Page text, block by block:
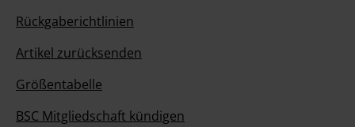
Rückgaberichtlinien
Artikel zurücksenden
Größentabelle
BSC Mitgliedschaft kündigen